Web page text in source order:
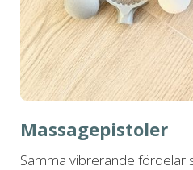
Massagepistoler
Samma vibrerande fördelar